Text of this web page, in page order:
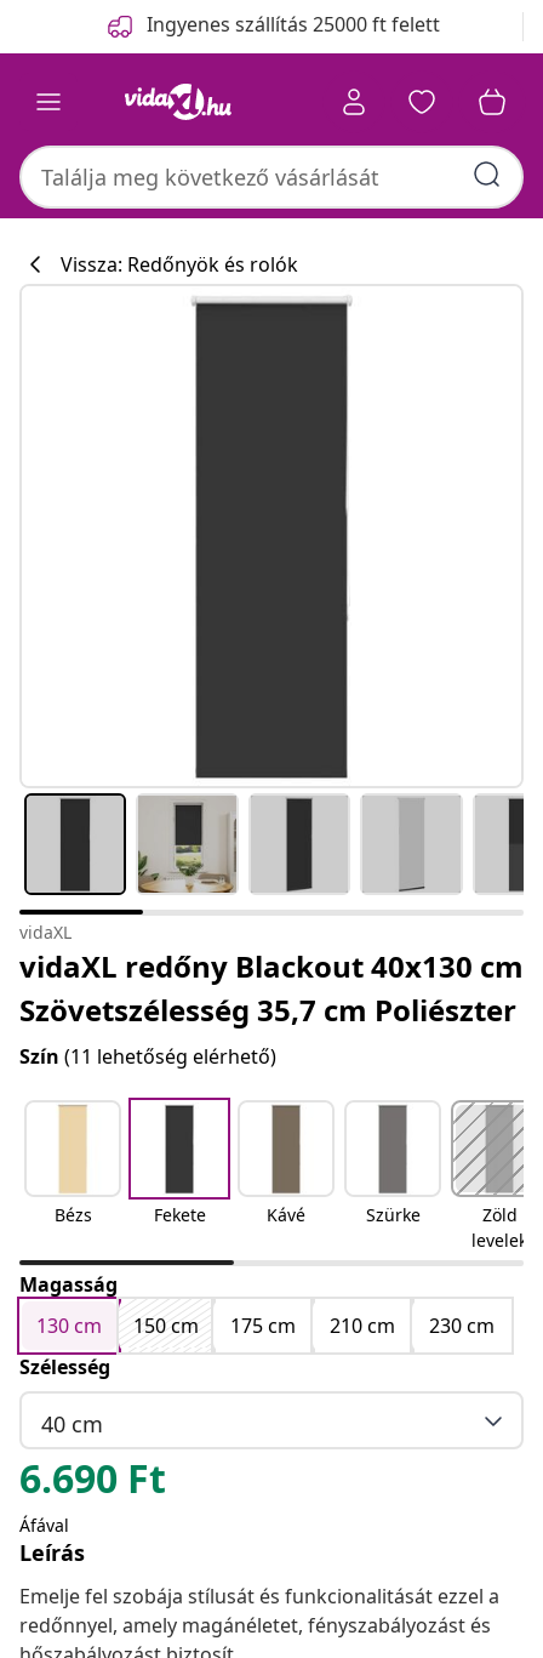
Ingyenes szállítás 25000 ft felett
Vissza: Redőnyök és rolók
vidaXL
vidaXL redőny Blackout 40x130 cm
Szövetszélesség 35,7 cm Poliészter
Szín (11 lehetőség elérhető)
Bézs Fekete Kávé Szürke
Zöld
levelek
Magasság
130 cm
150 cm 175 cm 210 cm
230 cm
Szélesség
40 cm
6.690 Ft
Áfával
Leírás
Emelje fel szobája stílusát és funkcionalitását ezzel a
redőnnyel, amely magánéletet, fényszabályozást és